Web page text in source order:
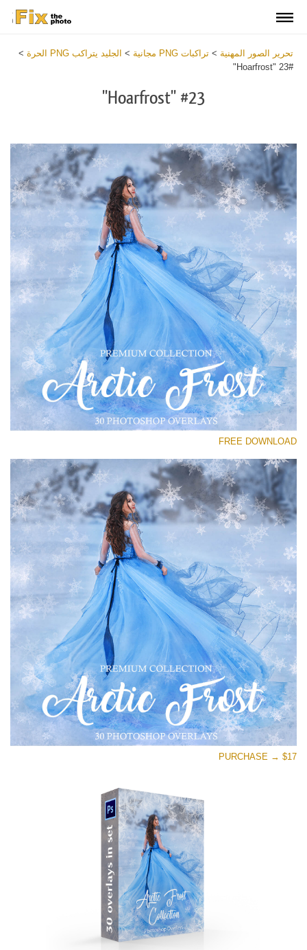
تحرير الصور المهنية > تراكبات PNG مجانية > الجليد يتراكب PNG الحرة
>
#23 "Hoarfrost"
#23 "Hoarfrost"
رجاء اختر
Free PNG Overlay #23
Small 800*533px
Artic Frost
(30 Overlays)
Sky Boundless
(347 Overlays)
Large 6000*4000px
Entire Collection
Large 6000*4000px
تنزيل مجاني
Download
Free
PNG
FREE DOWNLOAD
PURCHASE → $17